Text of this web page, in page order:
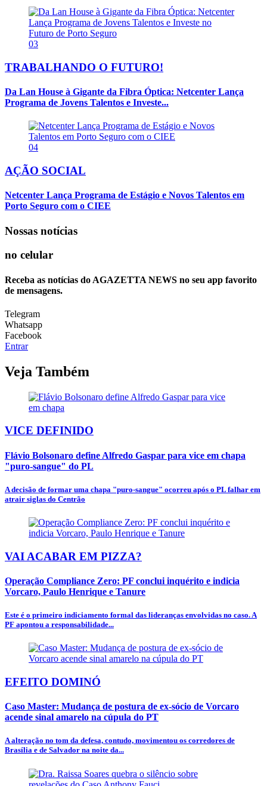
03
TRABALHANDO O FUTURO!
Da Lan House à Gigante da Fibra Óptica: Netcenter Lança
Programa de Jovens Talentos e Investe...
04
AÇÃO SOCIAL
Netcenter Lança Programa de Estágio e Novos Talentos em
Porto Seguro com o CIEE
Nossas notícias
no celular
Receba as notícias do AGAZETTA NEWS no seu app favorito
de mensagens.
Telegram
Whatsapp
Facebook
Entrar
Veja Também
VICE DEFINIDO
Flávio Bolsonaro define Alfredo Gaspar para vice em chapa
"puro-sangue" do PL
A decisão de formar uma chapa "puro-sangue" ocorreu após o PL falhar em
atrair siglas do Centrão
VAI ACABAR EM PIZZA?
Operação Compliance Zero: PF conclui inquérito e indicia
Vorcaro, Paulo Henrique e Tanure
Este é o primeiro indiciamento formal das lideranças envolvidas no caso. A
PF apontou a responsabilidade...
EFEITO DOMINÓ
Caso Master: Mudança de postura de ex-sócio de Vorcaro
acende sinal amarelo na cúpula do PT
A alteração no tom da defesa, contudo, movimentou os corredores de
Brasília e de Salvador na noite da...